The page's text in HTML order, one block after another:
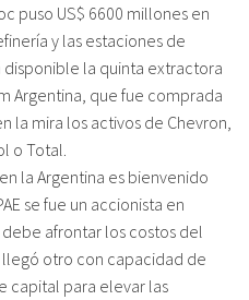
puso US$ 6600 millones en
y las estaciones de
disponible la quinta extractora
Argentina, que fue comprada
la mira los activos de Chevron,
o Total.
la Argentina es bienvenido
se fue un accionista en
afrontar los costos del
otro con capacidad de
capital para elevar las